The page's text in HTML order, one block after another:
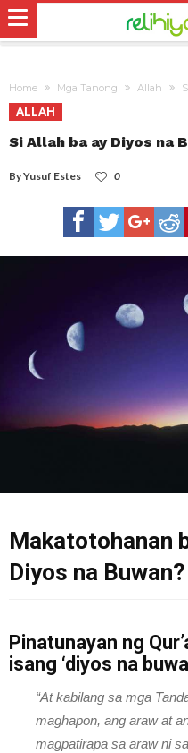
Home Mga Tanong Allah
ALLAH
Si Allah ba ay Diyos na
ByYusuf Estes 0
Makatotohanan
Diyos na Buwan?
Pinatunayan ng
isang ‘diyos na
“At kabilang sa mga
maghapon, ang araw at
magpatirapa sa araw ni